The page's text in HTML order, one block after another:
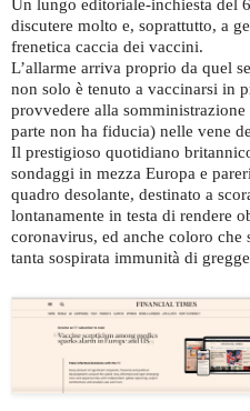
Un lungo editoriale-inchiesta del
discutere molto e, soprattutto, a
frenetica caccia dei vaccini.
L’allarme arriva proprio da quel
non solo è tenuto a vaccinarsi in
provvedere alla
parte non ha fiducia) nelle vene
Il prestigioso quotidiano
sondaggi in mezza Europa e
quadro desolante, destinato a
lontanamente in testa di rendere
coronavirus, ed anche coloro che
tanta sospirata immunità di